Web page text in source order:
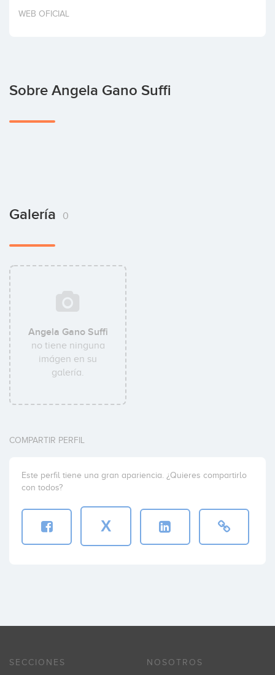
Invertir
WEB OFICIAL
Sobre Angela Gano Suffi
Galería 0
Angela Gano Suffi
no tiene ninguna
imágen en su
galería.
COMPARTIR PERFIL
Este perfil tiene una gran apariencia. ¿Quieres compartirlo
con todos?
X
SECCIONES NOSOTROS